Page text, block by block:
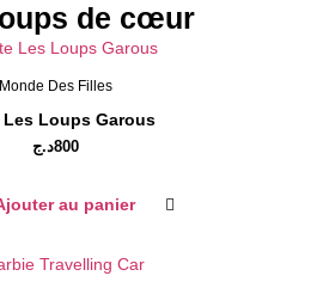
de cœur
Monde Des Filles
Les Loups Garous
800د.ج
au panier